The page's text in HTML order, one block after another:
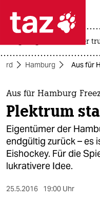
 taz
themen
politik
öko
gesellschaft
kultur
usa unter
Hamburg Aus für
Aus für Hamburg
Plektrum
Eigentümer der
endgültig zurück – es
Eishockey. Für die
lukrativere Idee.
25.5.2016 19:00 Uhr